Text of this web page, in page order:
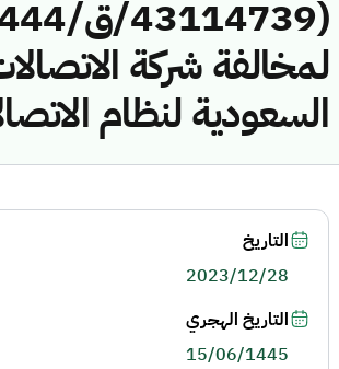
لمخالفة شركة
السعودية لنظام
التاريخ
2023/12/28
التاريخ الهجري
15/06/1445